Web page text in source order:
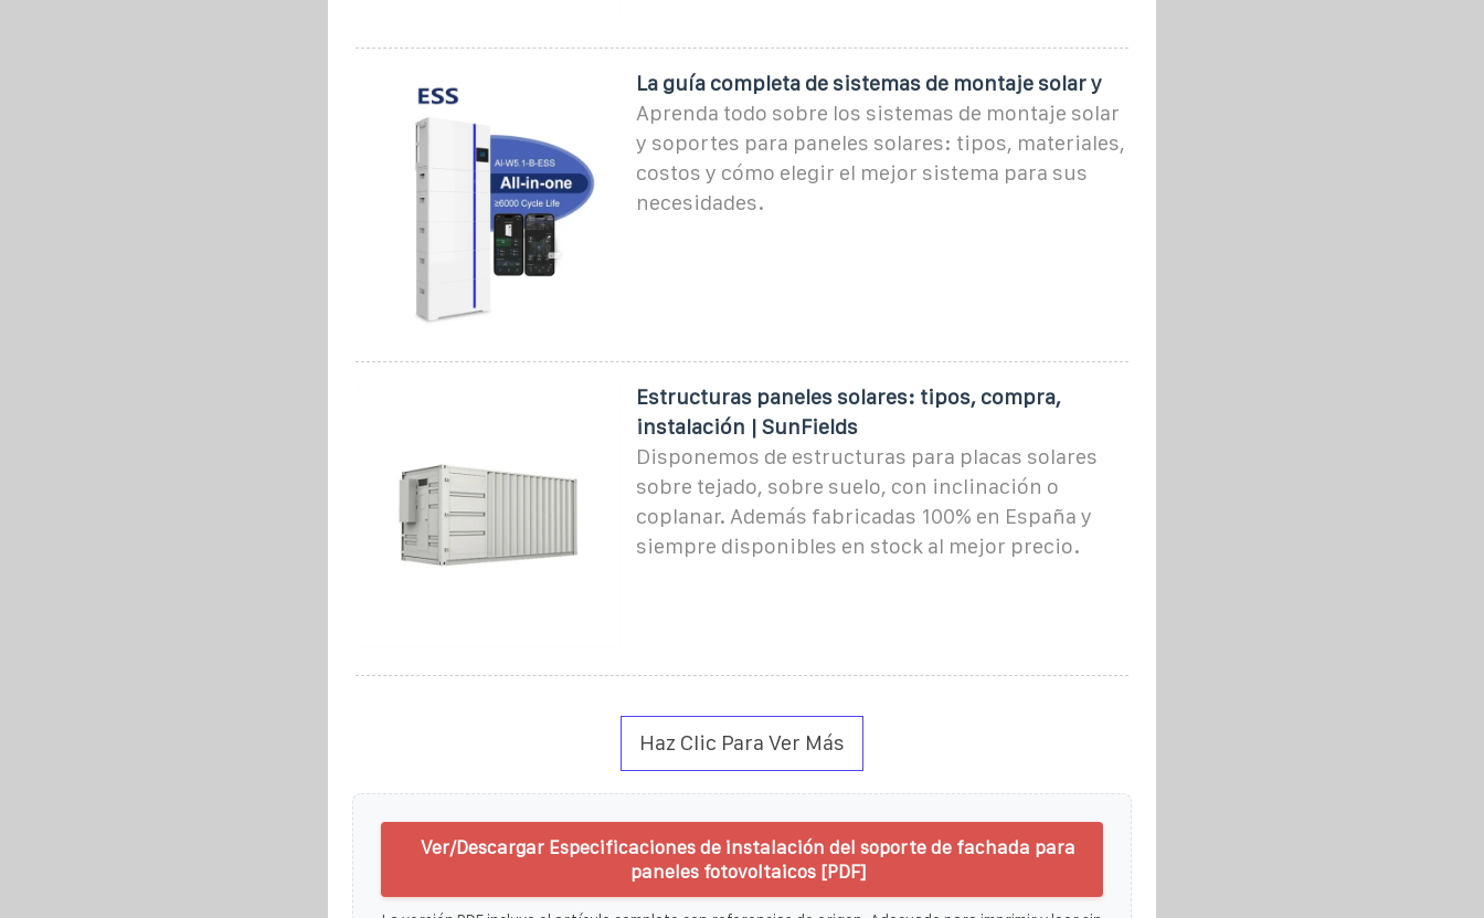
La guía completa de sistemas de montaje solar y
Aprenda todo sobre los sistemas de montaje solar
y soportes para paneles solares: tipos, materiales,
costos y cómo elegir el mejor sistema para sus
necesidades.
Estructuras paneles solares: tipos, compra,
instalación | SunFields
Disponemos de estructuras para placas solares
sobre tejado, sobre suelo, con inclinación o
coplanar. Además fabricadas 100% en España y
siempre disponibles en stock al mejor precio.
Haz Clic Para Ver Más
Ver/Descargar Especificaciones de instalación del soporte de fachada para
paneles fotovoltaicos [PDF]